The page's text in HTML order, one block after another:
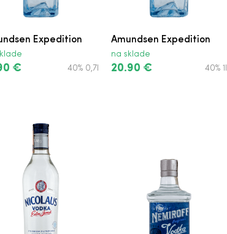
Expedition
€ 40% 0,7l
Amundsen Expedition
na sklade
20.90 € 40% 1l